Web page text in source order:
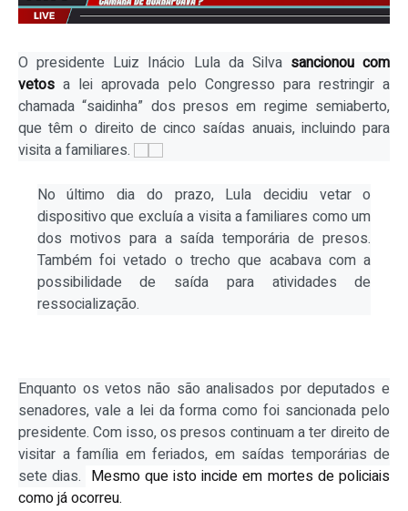
O presidente Luiz Inácio Lula da Silva sancionou com
vetos a lei aprovada pelo Congresso para restringir a
chamada “saidinha” dos presos em regime semiaberto,
que têm o direito de cinco saídas anuais, incluindo para
visita a familiares.
No último dia do prazo, Lula decidiu vetar o
dispositivo que excluía a visita a familiares como um
dos motivos para a saída temporária de presos.
Também foi vetado o trecho que acabava com a
possibilidade de saída para atividades de
ressocialização.
Enquanto os vetos não são analisados por deputados e
senadores, vale a lei da forma como foi sancionada pelo
presidente. Com isso, os presos continuam a ter direito de
visitar a família em feriados, em saídas temporárias de
sete dias. Mesmo que isto incide em mortes de policiais
como já ocorreu.